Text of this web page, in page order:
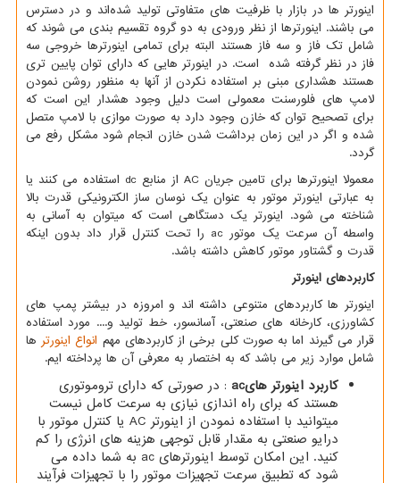
اینورتر ها در بازار با ظرفیت های متفاوتی تولید شده‌اند و در دسترس
می باشند. اینورترها از نظر ورودی به دو گروه تقسیم بندی می شوند که
شامل تک فاز و سه فاز هستند البته برای تمامی اینورترها خروجی سه
فاز در نظر گرفته شده است. در اینورتر هایی که دارای توان پایین تری
هستند هشداری مبنی بر استفاده نکردن از آنها به منظور روشن نمودن
لامپ های فلورسنت معمولی است دلیل وجود هشدار این است که
برای تصحیح توان که خازن وجود دارد به صورت موازی با لامپ متصل
شده و اگر در این زمان برداشت شدن خازن انجام شود مشکل رفع می
گردد.
معمولا اینورترها برای تامین جریان AC از منابع dc استفاده می کنند یا
به عبارتی اینورتر موتور به عنوان یک نوسان ساز الکترونیکی قدرت بالا
شناخته می شود. اینورتر یک دستگاهی است که میتوان به آسانی به
واسطه آن سرعت یک موتور ac را تحت کنترل قرار داد بدون اینکه
قدرت و گشتاور موتور کاهش داشته باشد.
کاربردهای اینورتر
اینورتر ها کاربردهای متنوعی داشته اند و امروزه در بیشتر پمپ های
کشاورزی، کارخانه های صنعتی، آسانسور، خط تولید و.... مورد استفاده
قرار می گیرند اما به صورت کلی برخی از کاربردهای مهم انواع اینورتر ها
شامل موارد زیر می باشد که به اختصار به معرفی آن ها پرداخته ایم.
کاربرد اینورتر هایac : در صورتی که دارای تروموتوری
هستند که برای راه اندازی نیازی به سرعت کامل نیست
میتوانید با استفاده نمودن از اینورتر AC یا کنترل موتور با
درایو صنعتی به مقدار قابل توجهی هزینه های انرژی را کم
کنید. این امکان توسط اینورترهای ac به شما داده می
شود که تطبیق سرعت تجهیزات موتور را با تجهیزات فرآیند